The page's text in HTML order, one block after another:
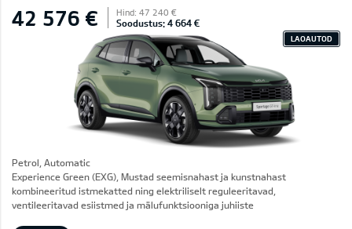
42 576 € Hind: 47 240 €
Soodustus: 4 664 €
LAOAUTOD
Petrol, Automatic
Experience Green (EXG), Mustad seemisnahast ja kunstnahast
kombineeritud istmekatted ning elektriliselt reguleeritavad,
ventileeritavad esiistmed ja mälufunktsiooniga juhiiste